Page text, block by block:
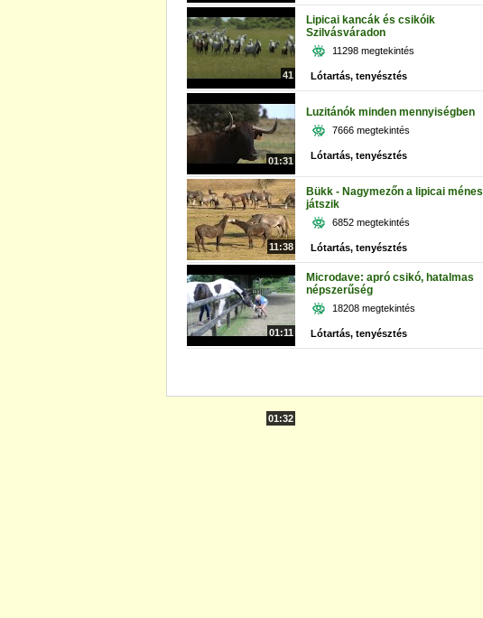
41
01:31
Lipicai kancák és csikóik
Szilvásváradon
11298 megtekintés
Lótartás, tenyésztés
11:38
Luzitánók minden mennyiségben
7666 megtekintés
Lótartás, tenyésztés
01:11
Bükk - Nagymezőn a lipicai ménes
játszik
6852 megtekintés
Lótartás, tenyésztés
01:32
Microdave: apró csikó, hatalmas
népszerűség
18208 megtekintés
Lótartás, tenyésztés